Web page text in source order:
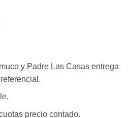
$13.950.
y Padre Las Casas entrega
precio contado.